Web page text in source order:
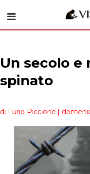
Un secolo e
spinato
di Furio Piccione |